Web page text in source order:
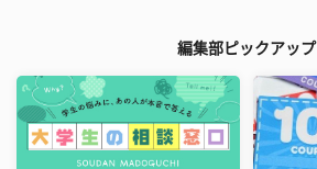
編集部ピックアップ